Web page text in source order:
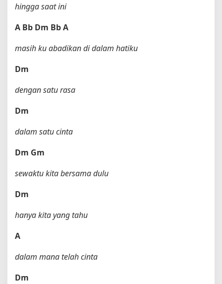
hingga saat ini
A Bb Dm BbA
masih ku abadikan di dalam hatiku
Dm
dengan satu rasa
Dm
dalam satu cinta
Dm Gm
sewaktu kita bersama dulu
Dm
hanya kita yang tahu
A
dalam mana telah cinta
Dm